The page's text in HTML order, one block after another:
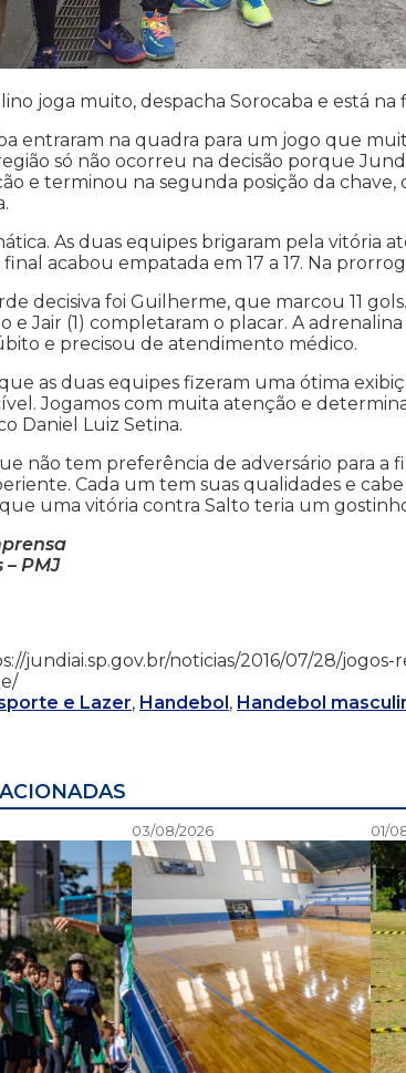
joga muito, despacha Sorocaba e está na
entraram na quadra para um jogo que
só não ocorreu na decisão porque
e terminou na segunda posição da
As duas equipes brigaram pela vitória
acabou empatada em 17 a 17. Na
decisiva foi Guilherme, que marcou 11
e Jair (1) completaram o placar. A
e precisou de atendimento médico.
as duas equipes fizeram uma ótima
Jogamos com muita atenção e
Daniel Luiz Setina.
não tem preferência de adversário para a
Cada um tem suas qualidades e
uma vitória contra Salto teria um
PMJ
jundiai.sp.gov.br/noticias/2016/07/28/
e Lazer, Handebol, Handebol
03/08/2026 01/